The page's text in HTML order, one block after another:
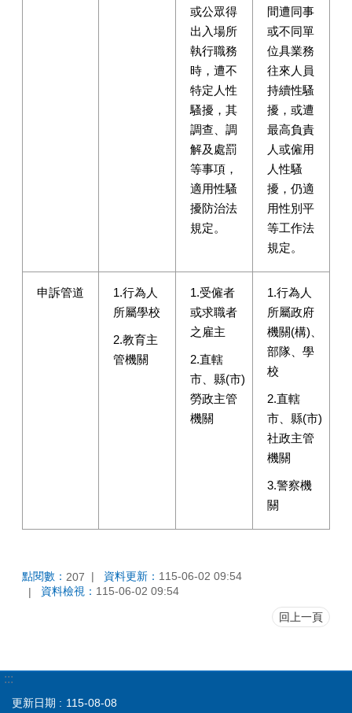
或公眾得
出入場所
執行職務
時，遭不
特定人性
騷擾，其
調查、調
解及處罰
等事項，
適用性騷
擾防治法
規定。
間遭同事
或不同單
位具業務
往來人員
持續性騷
擾，或遭
最高負責
人或僱用
人性騷
擾，仍適
用性別平
等工作法
規定。
申訴管道
1.行為人
所屬學校
2.教育主
管機關
1.受僱者
或求職者
之雇主
2.直轄
市、縣(市)
勞政主管
機關
1.行為人
所屬政府
機關(構)、
部隊、學
校
2.直轄
市、縣(市)
社政主管
機關
3.警察機
關
點閱數： 207 資料更新： 115-06-02 09:54
資料檢視： 115-06-02 09:54
回上一頁
:::
更新日期 115-08-08